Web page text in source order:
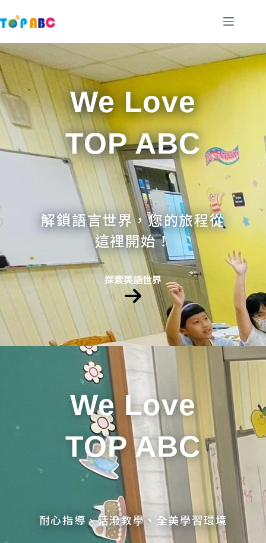
至
要
內
容
We Love
TOP ABC
解鎖語言世界，您的旅程從
這裡開始！
探索英語世界
We Love
TOP ABC
耐心指導、活潑教學、全美學習環境